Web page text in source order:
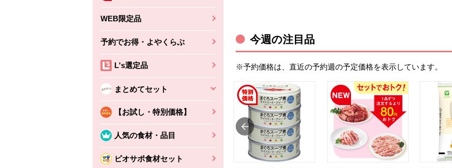
WEB限定品
予約でお得・よやくらぶ
L's選定品
まとめてセット
【お試し・特別価格】
人気の食材・品目
ビオサポ食材セット
今週の注目品
※予約価格は、直近の予約週の予定価格を表示しています。